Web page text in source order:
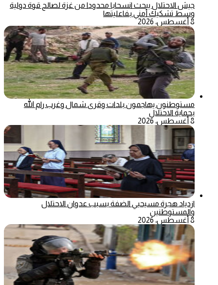
جيش الاحتلال يبحث انسحابا محدودا من غزة لصالح قوة دولية
وسط تشكيك أمني بفاعليتها
8 أغسطس، 2026
مستوطنون يهاجمون بلدات وقرى شمال وغرب رام الله
بحماية الاحتلال
8 أغسطس، 2026
ازدياد هجرة مسيحيي الضفة بسبب عدوان الاحتلال
والمستوطنين
8 أغسطس، 2026